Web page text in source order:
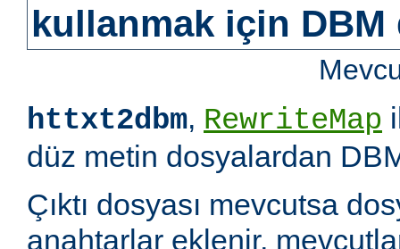
kullanmak için DBM
httxt2dbm, RewriteMap
düz metin dosyalardan
Çıktı dosyası mevcutsa
anahtarlar eklenir,